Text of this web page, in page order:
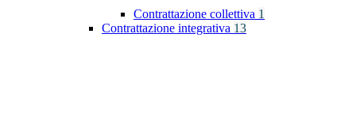
Contrattazione collettiva 1
Contrattazione integrativa 13